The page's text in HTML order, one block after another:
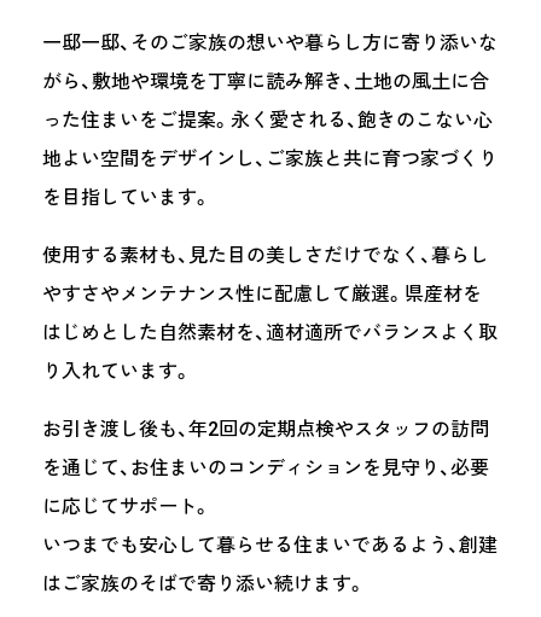
一邸一邸、そのご家族の想いや暮らし方に寄り添いな
がら、敷地や環境を丁寧に読み解き、土地の風土に合
った住まいをご提案。永く愛される、飽きのこない心
地よい空間をデザインし、ご家族と共に育つ家づくり
を目指しています。
使用する素材も、見た目の美しさだけでなく、暮らし
やすさやメンテナンス性に配慮して厳選。県産材を
はじめとした自然素材を、適材適所でバランスよく取
り入れています。
お引き渡し後も、年2回の定期点検やスタッフの訪問
を通じて、お住まいのコンディションを見守り、必要
に応じてサポート。
いつまでも安心して暮らせる住まいであるよう、創建
はご家族のそばで寄り添い続けます。